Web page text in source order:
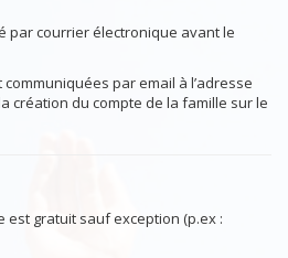
par courrier électronique avant le
par email à l’adresse
création du compte de la famille sur le
est gratuit sauf exception (p.ex :